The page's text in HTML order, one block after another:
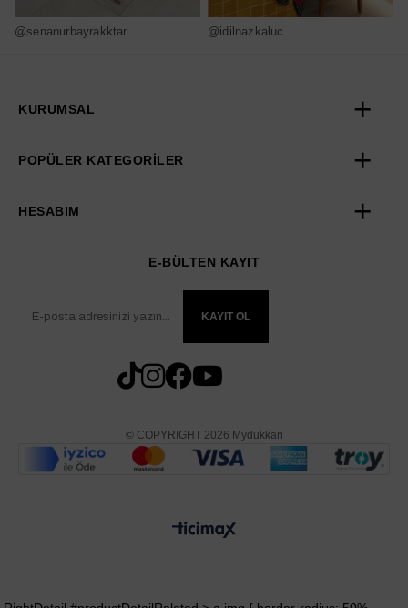
@senanurbayrakktar @idilnazkaluc
KURUMSAL
POPÜLER KATEGORİLER
HESABIM
E-BÜLTEN KAYIT
KAYIT OL
© COPYRIGHT 2026 Mydukkan